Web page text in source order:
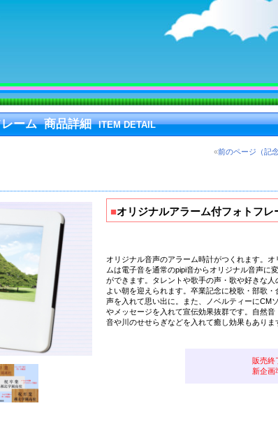
ーム 商品詳細 ITEM DETAIL
«前のページ（記
■オリジナルアラーム付フォトフレ
オリジナル音声のアラーム時計がつくれます。オ
ムは電子音を通常のpipi音からオリジナル音声に
ができます。タレントや歌手の声・歌や好きな人
よい朝を迎えられます。卒業記念に校歌・部歌・
声を入れて思い出に。また、
ノベルティーにCM
やメッセージを入れて宣伝効果抜群です。自然音
音や川のせせらぎなどを入れて癒し効果もありま
販売終
新企画